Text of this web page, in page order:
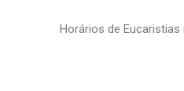
Horários de Eucaristias